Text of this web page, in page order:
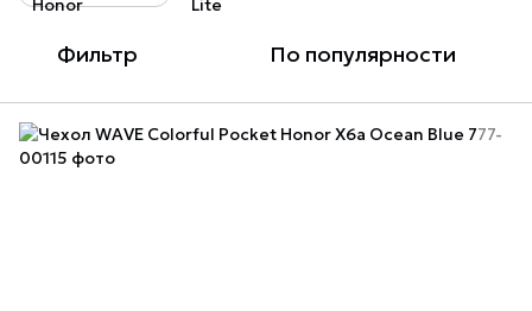
Фильтр По популярности